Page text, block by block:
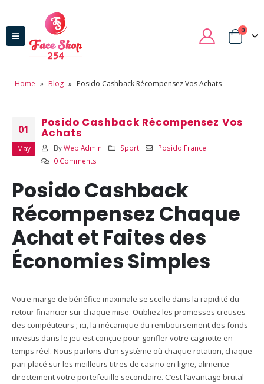
0
Home » Blog » Posido Cashback Récompensez Vos Achats
01
May
Posido Cashback Récompensez Vos
Achats
By Web Admin Sport
Posido France
0 Comments
Posido Cashback
Récompensez Chaque
Achat et Faites des
Économies Simples
Votre marge de bénéfice maximale se scelle dans la rapidité du
retour financier sur chaque mise. Oubliez les promesses creuses
des compétiteurs ; ici, la mécanique du remboursement des fonds
investis dans le jeu est conçue pour gonfler votre cagnotte en
temps réel. Nous parlons d’un système où chaque rotation, chaque
pari placé sur les meilleurs titres de casino en ligne, alimente
directement votre portefeuille secondaire. C’est l’avantage brutal